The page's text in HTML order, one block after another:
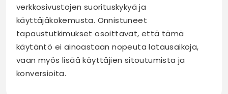
verkkosivustojen suorituskykyä ja
käyttäjäkokemusta. Onnistuneet
tapaustutkimukset osoittavat, että tämä
käytäntö ei ainoastaan nopeuta latausaikoja,
vaan myös lisää käyttäjien sitoutumista ja
konversioita.